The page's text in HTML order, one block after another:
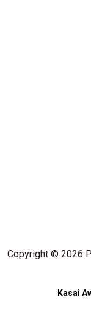
Copyright © 2026
Kasai